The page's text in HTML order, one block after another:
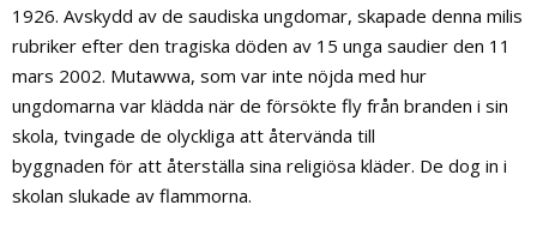
1926. Avskydd av de saudiska ungdomar, skapade denna milis
rubriker efter den tragiska döden av 15 unga saudier den 11
mars 2002. Mutawwa, som var inte nöjda med hur
ungdomarna var klädda när de försökte fly från branden i sin
skola, tvingade de olyckliga att återvända till
byggnaden för att återställa sina religiösa kläder. De dog in i
skolan slukade av flammorna.